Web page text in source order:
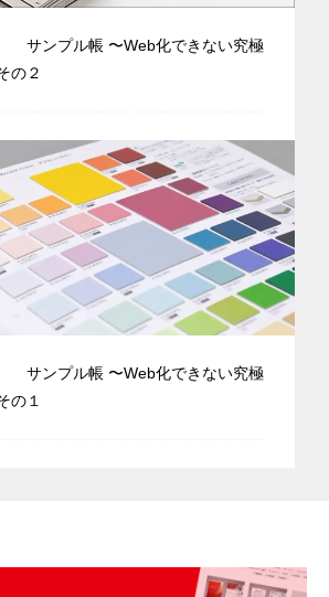
サンプル帳 〜Web化できない究極
の２
サンプル帳 〜Web化できない究極
の１